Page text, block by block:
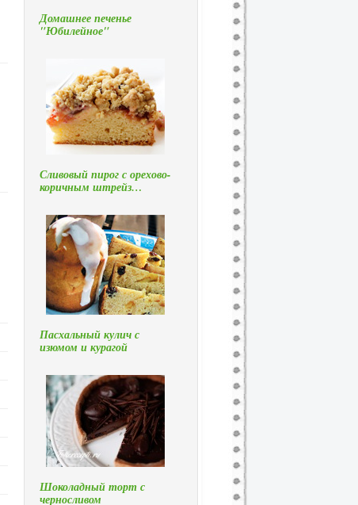
Домашнее печенье
"Юбилейное"
Сливовый пирог с орехово-
коричным штрейз…
Пасхальный кулич с
изюмом и курагой
Шоколадный торт с
черносливом